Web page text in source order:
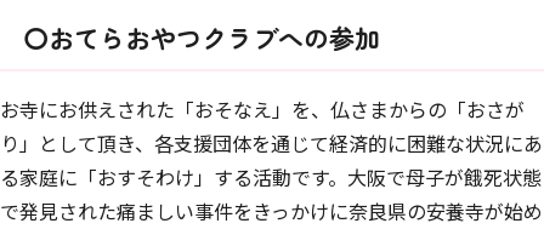
〇おてらおやつクラブへの参加
お寺にお供えされた「おそなえ」を、仏さまからの「おさが
り」として頂き、各支援団体を通じて経済的に困難な状況にあ
る家庭に「おすそわけ」する活動です。大阪で母子が餓死状態
で発見された痛ましい事件をきっかけに奈良県の安養寺が始め